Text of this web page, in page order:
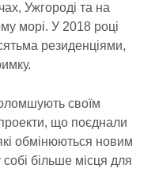
Ужгороді та на
морі. У 2018 році
резиденціями,
своїм
що поєднали
обмінюються новим
більше місця для